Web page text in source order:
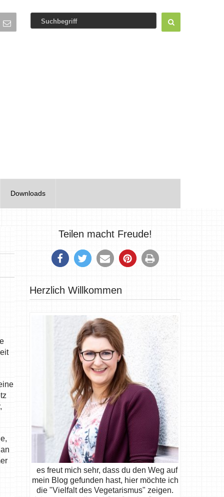
Downloads
Teilen macht Freude!
Herzlich Willkommen
es freut mich sehr, dass du den Weg auf
mein Blog gefunden hast, hier möchte ich
die "Vielfalt des Vegetarismus" zeigen.